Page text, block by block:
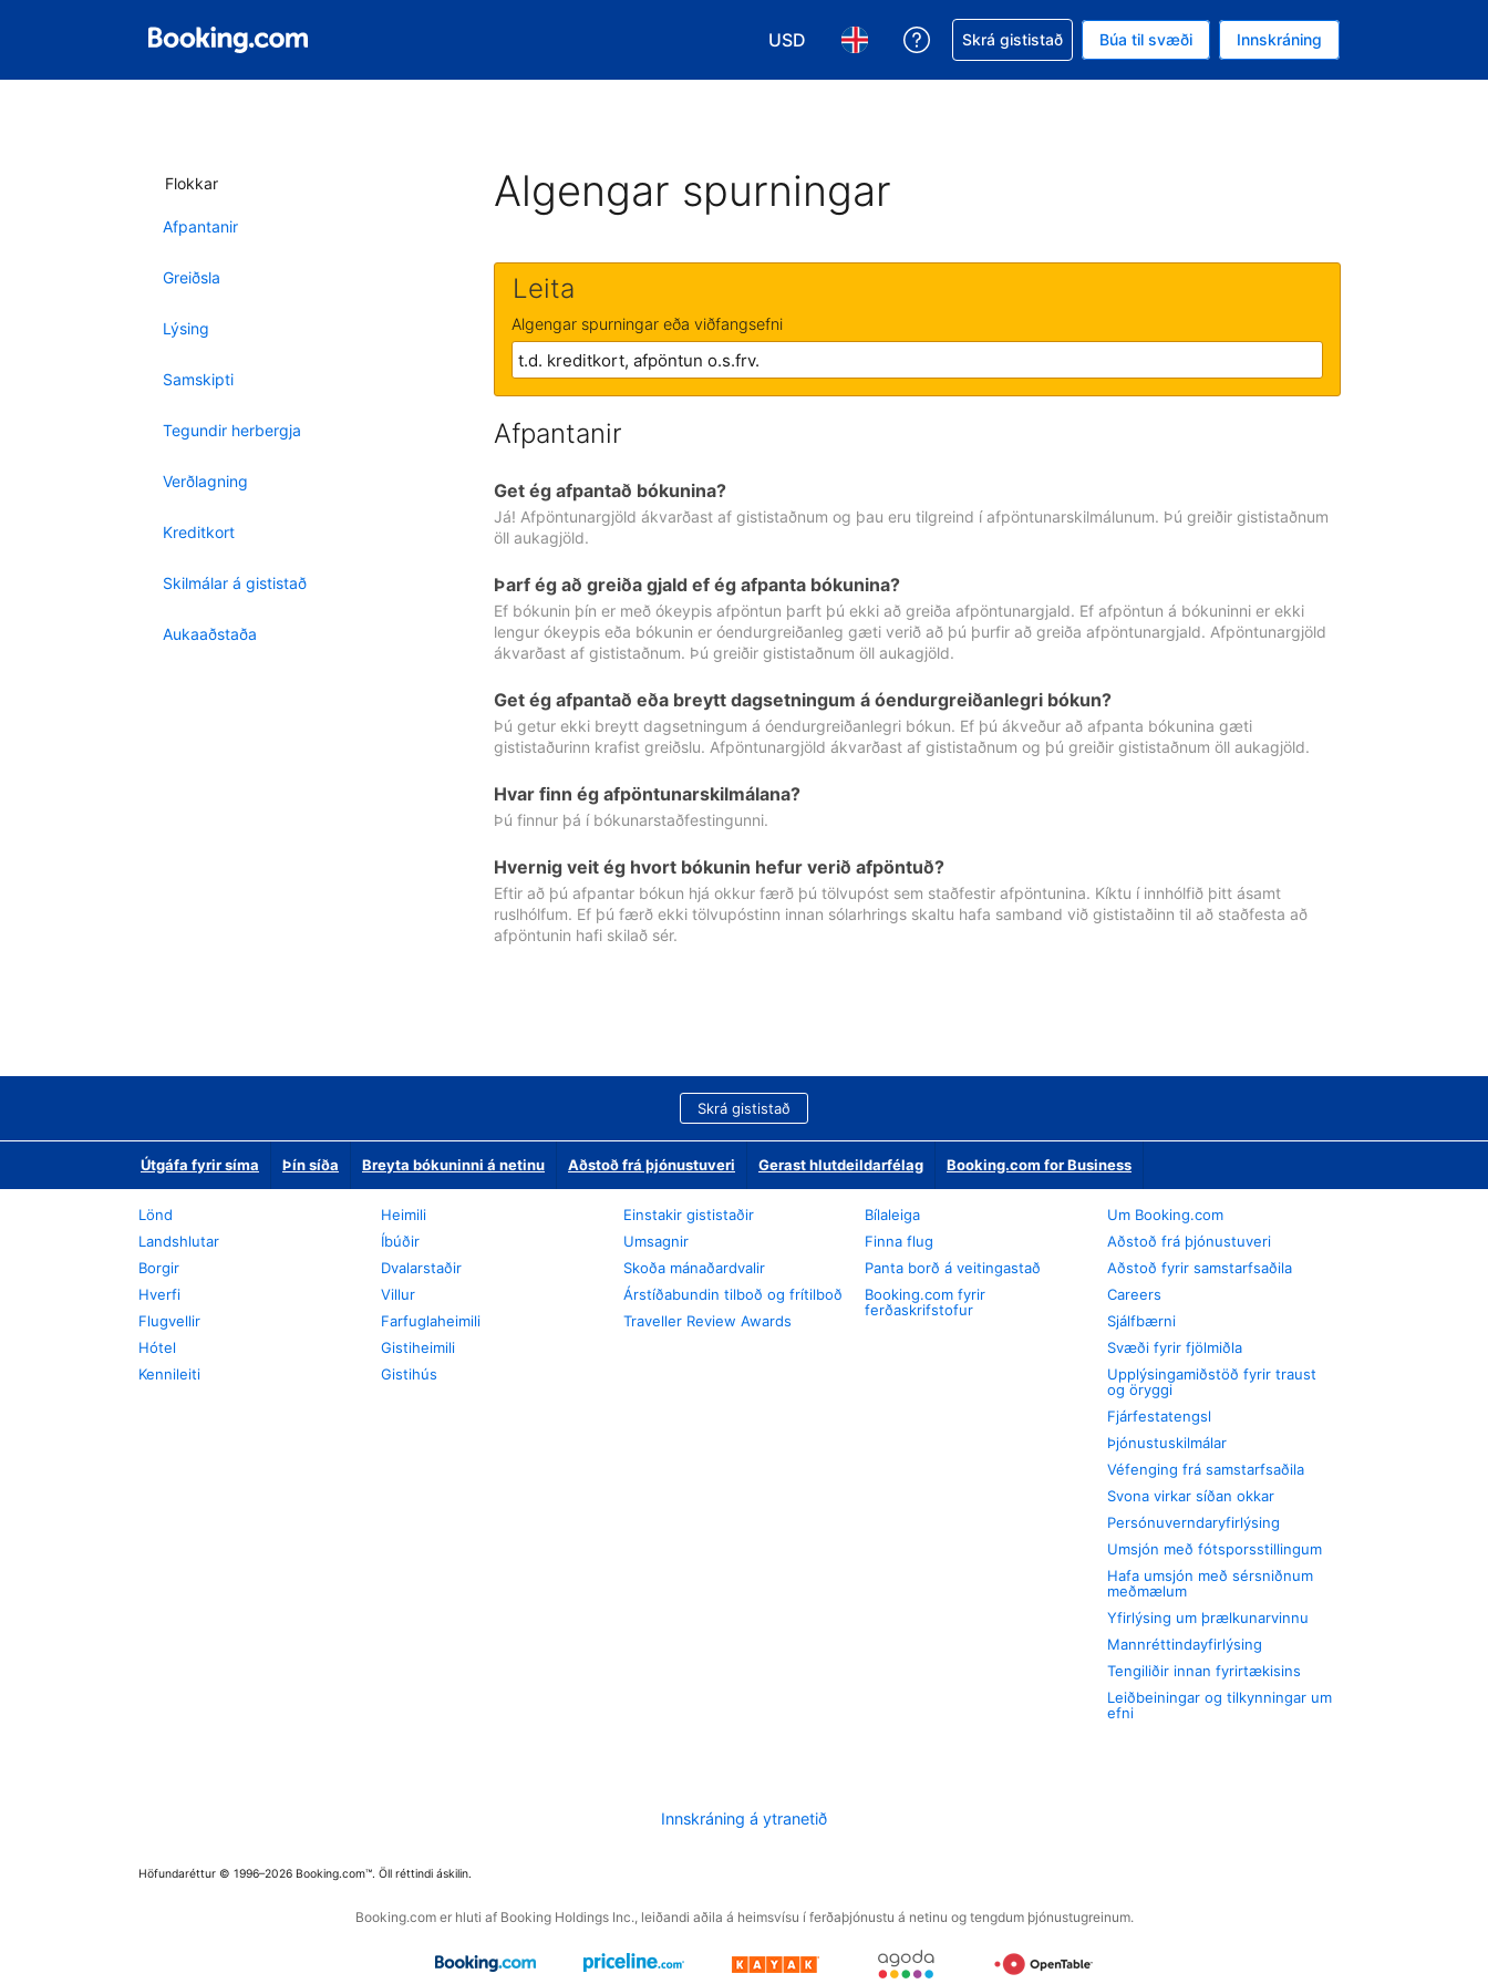
USD
Veldu gjaldmiðil. Í augnablikinu er gjaldmiðillinn Bandaríkjadalur
Veldu þitt tungumál. Í augnablikinu er tungumál þitt Íslensku
Fá aðstoð við bókunina
Skrá gististað Búa til svæði Innskráning
Flokkar
Afpantanir
Greiðsla
Lýsing
Samskipti
Tegundir herbergja
Verðlagning
Kreditkort
Skilmálar á gististað
Aukaaðstaða
Algengar spurningar
Leita
Algengar spurningar eða viðfangsefni
Afpantanir
Get ég afpantað bókunina?
Já! Afpöntunargjöld ákvarðast af gististaðnum og þau eru tilgreind í afpöntunarskilmálunum. Þú greiðir gististaðnum
öll aukagjöld.
Þarf ég að greiða gjald ef ég afpanta bókunina?
Ef bókunin þín er með ókeypis afpöntun þarft þú ekki að greiða afpöntunargjald. Ef afpöntun á bókuninni er ekki
lengur ókeypis eða bókunin er óendurgreiðanleg gæti verið að þú þurfir að greiða afpöntunargjald. Afpöntunargjöld
ákvarðast af gististaðnum. Þú greiðir gististaðnum öll aukagjöld.
Get ég afpantað eða breytt dagsetningum á óendurgreiðanlegri bókun?
Þú getur ekki breytt dagsetningum á óendurgreiðanlegri bókun. Ef þú ákveður að afpanta bókunina gæti
gististaðurinn krafist greiðslu. Afpöntunargjöld ákvarðast af gististaðnum og þú greiðir gististaðnum öll aukagjöld.
Hvar finn ég afpöntunarskilmálana?
Þú finnur þá í bókunarstaðfestingunni.
Hvernig veit ég hvort bókunin hefur verið afpöntuð?
Eftir að þú afpantar bókun hjá okkur færð þú tölvupóst sem staðfestir afpöntunina. Kíktu í innhólfið þitt ásamt
ruslhólfum. Ef þú færð ekki tölvupóstinn innan sólarhrings skaltu hafa samband við gististaðinn til að staðfesta að
afpöntunin hafi skilað sér.
Skrá gististað
Útgáfa fyrir síma Þín síða Breyta bókuninni á netinu Aðstoð frá þjónustuveri Gerast hlutdeildarfélag Booking.com for Business
Lönd
Landshlutar
Borgir
Hverfi
Flugvellir
Hótel
Kennileiti
Heimili
Íbúðir
Dvalarstaðir
Villur
Farfuglaheimili
Gistiheimili
Gistihús
Einstakir gististaðir
Umsagnir
Skoða mánaðardvalir
Árstíðabundin tilboð og frítilboð
Traveller Review Awards
Bílaleiga
Finna flug
Panta borð á veitingastað
Booking.com fyrir
ferðaskrifstofur
Um Booking.com
Aðstoð frá þjónustuveri
Aðstoð fyrir samstarfsaðila
Careers
Sjálfbærni
Svæði fyrir fjölmiðla
Upplýsingamiðstöð fyrir traust
og öryggi
Fjárfestatengsl
Þjónustuskilmálar
Véfenging frá samstarfsaðila
Svona virkar síðan okkar
Persónuverndaryfirlýsing
Umsjón með fótsporsstillingum
Hafa umsjón með sérsniðnum
meðmælum
Yfirlýsing um þrælkunarvinnu
Mannréttindayfirlýsing
Tengiliðir innan fyrirtækisins
Leiðbeiningar og tilkynningar um
efni
Innskráning á ytranetið
Höfundaréttur © 1996–2026 Booking.com™. Öll réttindi áskilin.
Booking.com er hluti af Booking Holdings Inc., leiðandi aðila á heimsvísu í ferðaþjónustu á netinu og tengdum þjónustugreinum.